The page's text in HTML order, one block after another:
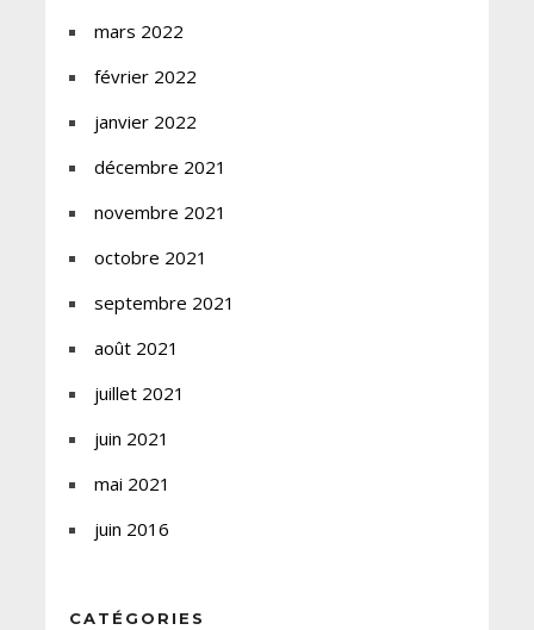
mars 2022
février 2022
janvier 2022
décembre 2021
novembre 2021
octobre 2021
septembre 2021
août 2021
juillet 2021
juin 2021
mai 2021
juin 2016
CATÉGORIES